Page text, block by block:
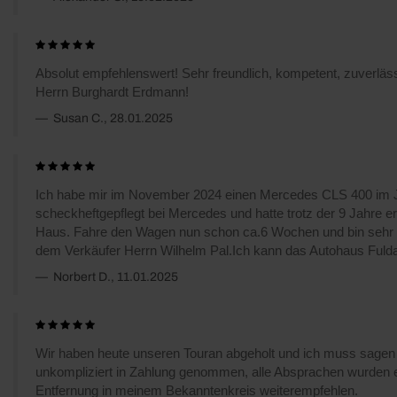
Absolut empfehlenswert! Sehr freundlich, kompetent,
Herrn Burghardt Erdmann!
Susan C., 28.01.2025
Ich habe mir im November 2024 einen Mercedes CLS 400
scheckheftgepflegt bei Mercedes und hatte trotz der 9 Jahre
Haus. Fahre den Wagen nun schon ca.6 Wochen und bin
dem Verkäufer Herrn Wilhelm Pal.Ich kann das Autohaus
Norbert D., 11.01.2025
Wir haben heute unseren Touran abgeholt und ich muss
unkompliziert in Zahlung genommen, alle Absprachen
Entfernung in meinem Bekanntenkreis weiterempfehlen.